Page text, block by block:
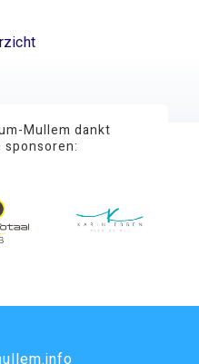
Mullem dankt
sponsoren: